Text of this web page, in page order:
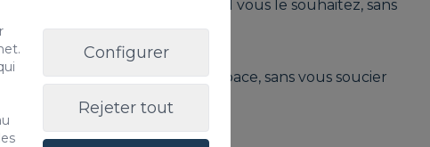
vous le souhaitez et quand vous le souhaitez, sans
dans votre propre espace, sans vous soucier
Configurer
Rejeter tout